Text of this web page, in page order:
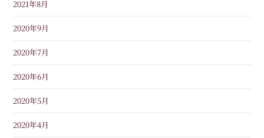
2021年8月
2020年9月
2020年7月
2020年6月
2020年5月
2020年4月